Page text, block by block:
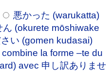
悪かった (warukatta)
(okurete mōshiwake
い (gomen kudasai)
la forme –te du
avec 申し訳ありませ